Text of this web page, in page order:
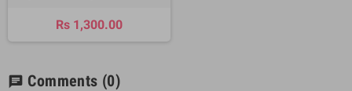
Rs 1,300.00
chat Comments (0)